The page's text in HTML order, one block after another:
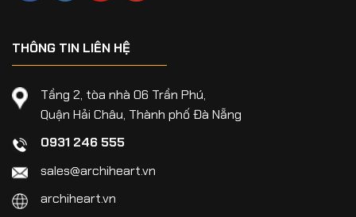
THÔNG TIN LIÊN HỆ
Tầng 2, tòa nhà 06 Trần Phú,
Quận Hải Châu, Thành phố Đà Nẵng
0931 246 555
sales@archiheart.vn
archiheart.vn